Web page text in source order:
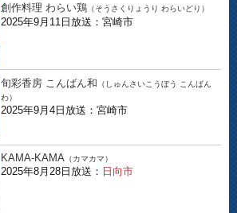
創作料理 わらい鶏 （そうさくりょうり わらいどり）
2025年9月11日放送：宮崎市
旬彩香房 こんばん和 （しゅんさいこうぼう こんばん
わ）
2025年9月4日放送：宮崎市
KAMA-KAMA （カマカマ）
2025年8月28日放送： 日向市